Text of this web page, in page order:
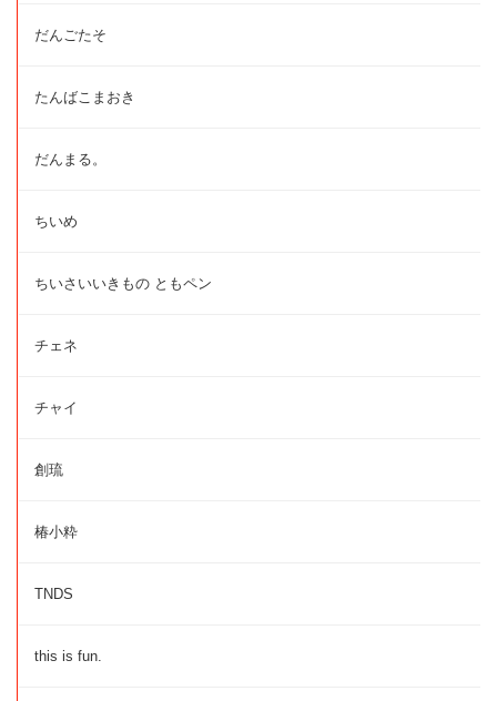
だんごたそ
たんばこまおき
だんまる。
ちいめ
ちいさいいきもの ともペン
チェネ
チャイ
創琉
椿小粋
TNDS
this is fun.